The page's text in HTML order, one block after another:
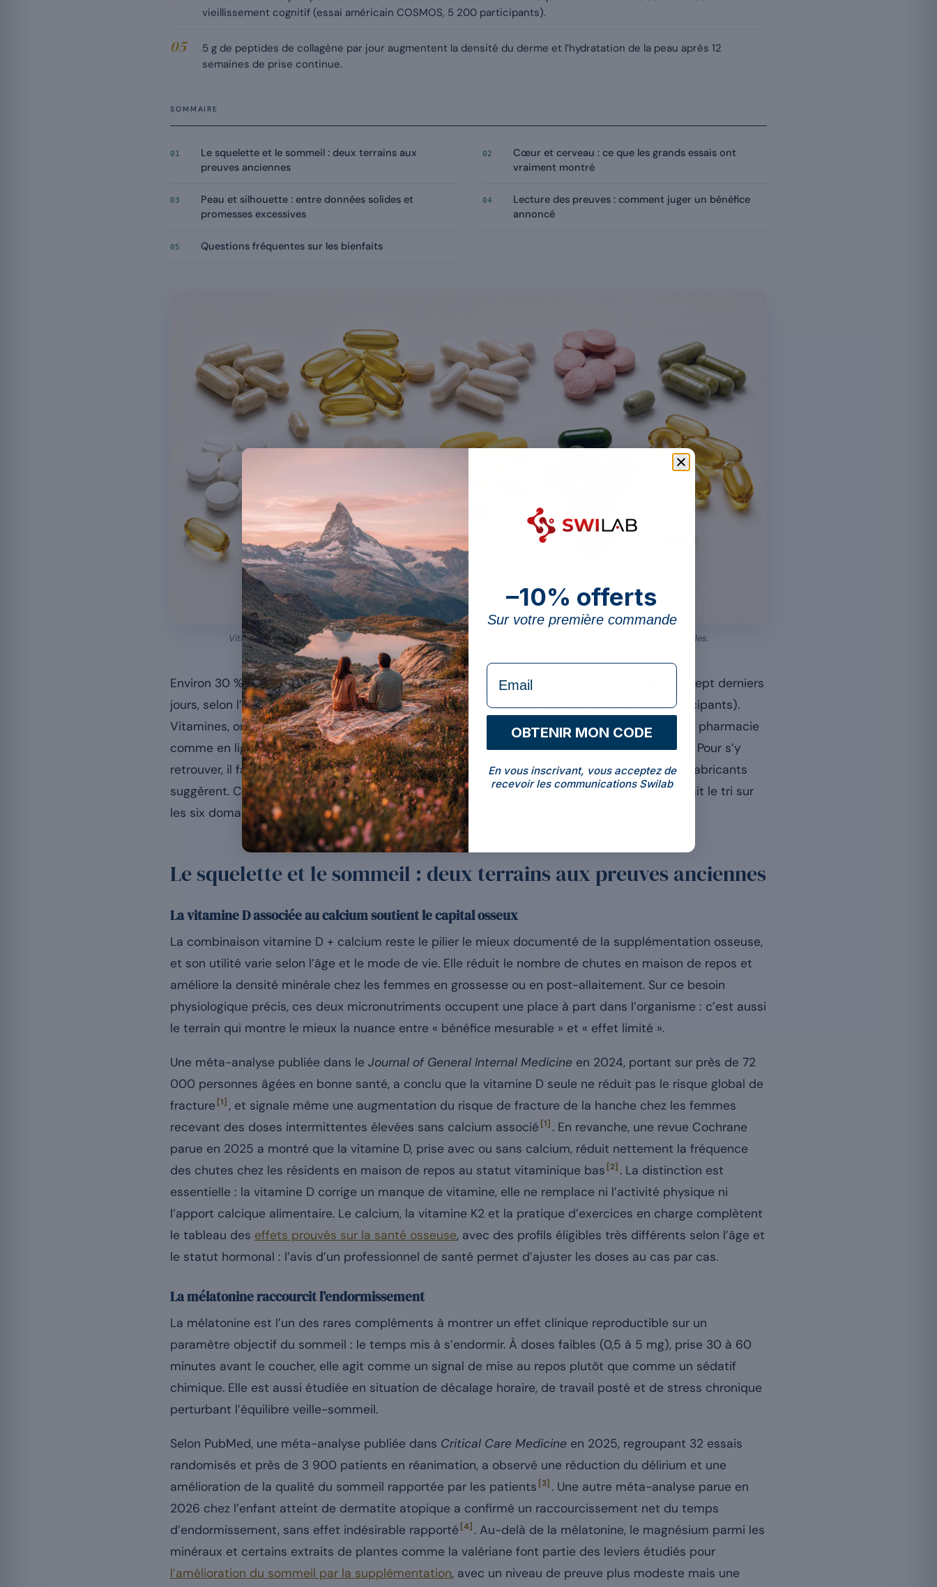
vieillissement cognitif (essai américain COSMOS, 5 200 participants).
5 g de peptides de collagène par jour augmentent la densité du derme et l’hydratation de la peau après 12
semaines de prise continue.
SOMMAIRE
01
Le squelette et le sommeil : deux terrains aux
preuves anciennes
02
Cœur et cerveau : ce que les grands essais ont
vraiment montré
03
Peau et silhouette : entre données solides et
promesses excessives
04
Lecture des preuves : comment juger un bénéfice
annoncé
05 Questions fréquentes sur les bienfaits
Vitamines, minéraux, acides gras et peptides : les bénéfices documentés varient autant que les formes disponibles.
Environ 30 % des adultes suisses ont consommé un complément alimentaire
au cours des sept derniers
jours, selon l’enquête de l’OSAV publiée dans le Bulletin nutritionnel suisse 2023 (1 282 participants).
Vitamines, oméga-3, mélatonine, peptides de collagène : ces produits sont omniprésents en pharmacie
comme en ligne, et les promesses commerciales y côtoient souvent des allégations fragiles. Pour s’y
retrouver, il faut distinguer ce que les essais cliniques démontrent réellement et ce que les fabricants
suggèrent. Cet article s’inscrit dans leguide complet sur les compléments alimentaireset fait le tri sur
les six domaines où la science a tranché : ou commencé à le faire.
Le squelette et le sommeil : deux terrains aux preuves anciennes
La vitamine D associée au calcium soutient le capital osseux
La combinaison vitamine D + calcium reste le pilier le mieux documenté de la supplémentation osseuse,
et son utilité varie selon l’âge et le mode de vie. Elle réduit le nombre de chutes en maison de repos et
améliore la densité minérale chez les femmes en grossesse ou en post-allaitement. Sur ce besoin
physiologique précis, ces deux micronutriments occupent une place à part dans l’organisme : c’est aussi
le terrain qui montre le mieux la nuance entre « bénéfice mesurable » et « effet limité ».
Une méta-analyse publiée dans le Journal of General Internal Medicine en 2024, portant sur près de 72
000 personnes âgées en bonne santé, a conclu que la vitamine D seule ne réduit pas le risque global de
fracture [1] , et signale même une augmentation du risque de fracture de la hanche chez les femmes
recevant des doses intermittentes élevées sans calcium associé [1] . En revanche, une revue Cochrane
parue en 2025 a montré que la vitamine D, prise avec ou sans calcium, réduit nettement la fréquence
des chutes chez les résidents en maison de repos au statut vitaminique bas [2] . La distinction est
essentielle : la vitamine D corrige un manque de vitamine, elle ne remplace ni l’activité physique ni
l’apport calcique alimentaire. Le calcium, la vitamine K2 et la pratique d’exercices en charge complètent
le tableau des effets prouvés sur la santé osseuse, avec des profils éligibles très différents selon l’âge et
le statut hormonal : l’avis d’un professionnel de santé permet d’ajuster les doses au cas par cas.
La mélatonine raccourcit l’endormissement
La mélatonine est l’un des rares compléments à montrer un effet clinique reproductible sur un
paramètre objectif du sommeil : le temps mis à s’endormir. À doses faibles (0,5 à 5 mg), prise 30 à 60
minutes avant le coucher, elle agit comme un signal de mise au repos plutôt que comme un sédatif
chimique. Elle est aussi étudiée en situation de décalage horaire, de travail posté et de stress chronique
perturbant l’équilibre veille-sommeil.
Selon PubMed, une méta-analyse publiée dans Critical Care Medicine en 2025, regroupant 32 essais
randomisés et près de 3 900 patients en réanimation, a observé une réduction du délirium et une
amélioration de la qualité du sommeil rapportée par les patients [3] . Une autre méta-analyse parue en
2026 chez l’enfant atteint de dermatite atopique a confirmé un raccourcissement net du temps
d’endormissement, sans effet indésirable rapporté [4] . Au-delà de la mélatonine, le magnésium parmi les
minéraux et certains extraits de plantes comme la valériane font partie des leviers étudiés pour
l’amélioration du sommeil par la supplémentation, avec un niveau de preuve plus modeste mais une
–10% offerts
Sur votre première commande
formulaire Email
OBTENIR MON CODE
En vous inscrivant, vous acceptez de
recevoir les communications Swilab